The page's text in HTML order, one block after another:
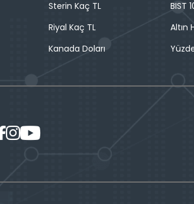
Sterin Kaç TL
Riyal Kaç TL
Kanada Doları
BIST
Altın